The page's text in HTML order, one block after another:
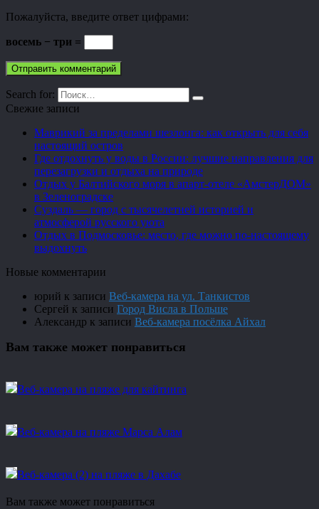
Пожалуйста, введите ответ цифрами:
восемь − три =
Search for:
Свежие записи
Маврикий за пределами шезлонга: как открыть для себя
настоящий остров
Где отдохнуть у воды в России: лучшие направления для
перезагрузки и отдыха на природе
Отдых у Балтийского моря в апарт-отеле «АмстерДОМ»
в Зеленоградске
Суздаль — город с тысячелетней историей и
атмосферой русского уюта
Отдых в Подмосковье: место, где можно по-настоящему
выдохнуть
Новые комментарии
юрий к записи Веб-камера на ул. Танкистов
Сергей к записи Город Висла в Польше
Александр к записи Веб-камера посёлка Айхал
Вам также может понравиться
Веб-камера на пляже для кайтинга
Веб-камера на пляже Марса Алам
Веб-камера (2) на пляже в Дахабе
Вам также может понравиться